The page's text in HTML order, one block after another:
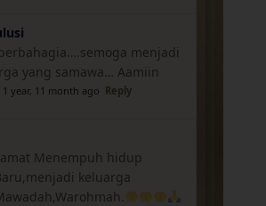
menjadi
yang samawa… Aamiin
1 year, 11 month ago Reply
Menempuh hidup
keluarga